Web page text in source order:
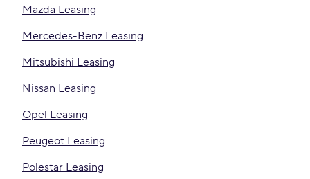
Mazda Leasing
Mercedes-Benz Leasing
Mitsubishi Leasing
Nissan Leasing
Opel Leasing
Peugeot Leasing
Polestar Leasing